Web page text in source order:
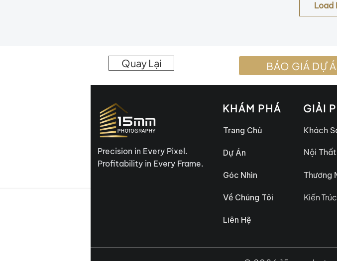
Load
Quay Lại BÁO GIÁ DỰ
Precision in Every Pixel.
Profitability in Every Frame.
KHÁM PHÁ
Trang Chủ
Dự Án
Góc Nhìn
Về Chúng Tôi
Liên Hệ
GIẢI
Khách
Nội
Thương
Kiến